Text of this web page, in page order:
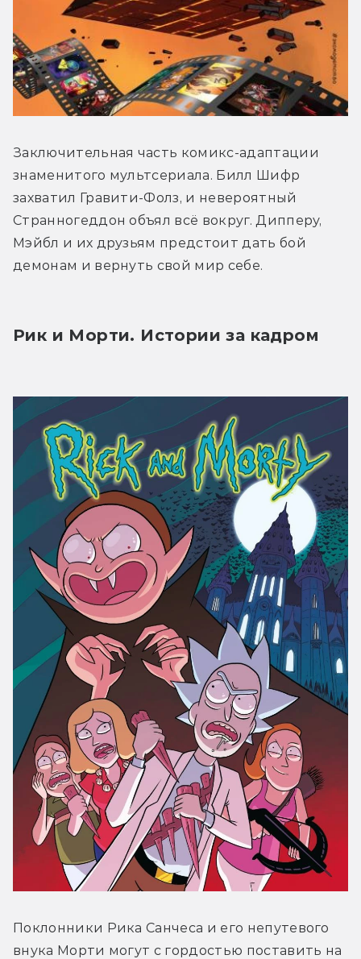
Заключительная часть комикс-адаптации
знаменитого мультсериала. Билл Шифр
захватил Гравити-Фолз, и невероятный
Странногеддон объял всё вокруг. Дипперу,
Мэйбл и их друзьям предстоит дать бой
демонам и вернуть свой мир себе.
Рик и Морти. Истории за кадром
Поклонники Рика Санчеса и его непутевого
внука Морти могут с гордостью поставить на